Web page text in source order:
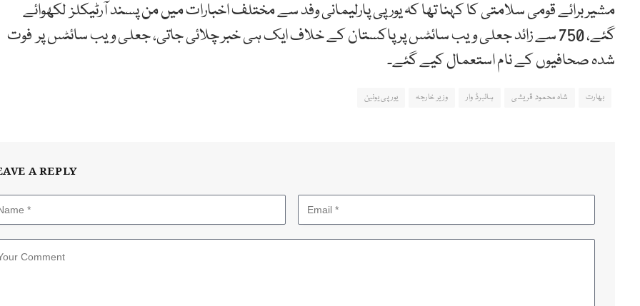
مشیر برائے قومی سلامتی کا کہنا تھا کہ یورپی پارلیمانی وفد سے مختلف اخبارات میں من پسند آرٹیکلز لکھوائے
گئے، 750 سے زائد جعلی ویب سائٹس پر پاکستان کے خلاف ایک ہی خبر چلائی جاتی، جعلی ویب سائٹس پر فوت
شدہ صحافیوں کے نام استعمال کیے گئے۔
بھارت شاہ محمود قریشی ہائبرڈ وار وزیر خارجہ یورپی یونین
A REPLY